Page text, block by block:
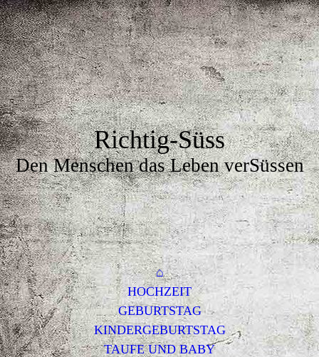
Richtig-Süss
Den Menschen das Leben verSüssen
⌂
HOCHZEIT
GEBURTSTAG
KINDERGEBURTSTAG
TAUFE UND BABY